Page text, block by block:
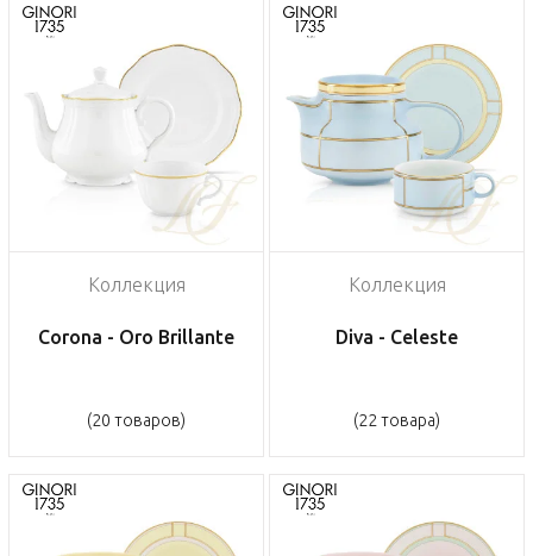
Коллекция
Corona - Oro Brillante
(20 товаров)
Коллекция
Diva - Celeste
(22 товара)